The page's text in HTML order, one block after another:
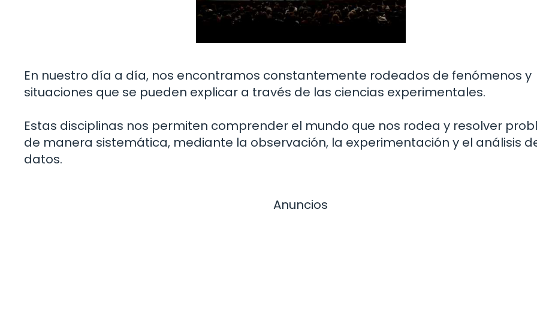
En nuestro día a día, nos encontramos constantemente rodeados de fenómenos y
situaciones que se pueden explicar a través de las ciencias experimentales.
Estas disciplinas nos permiten comprender el mundo que nos rodea y resolver
de manera sistemática, mediante la observación, la experimentación y el análisis
datos.
Anuncios